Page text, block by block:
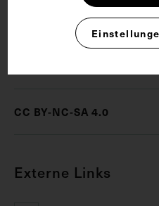
CC BY-NC-SA 4.0
Externe Links